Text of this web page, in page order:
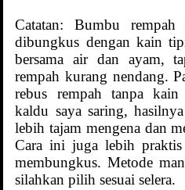
Catatan: Bumbu
dibungkus dengan kain
bersama air dan ayam,
rempah kurang nendang.
rebus rempah tanpa
kaldu saya saring,
lebih tajam mengena dan
Cara ini juga lebih
membungkus. Metode
silahkan pilih sesuai selera.